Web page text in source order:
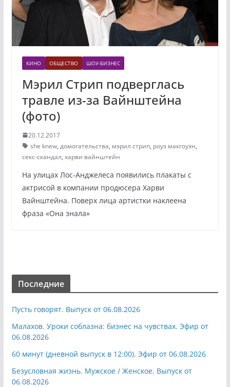
КИНО ОБЩЕСТВО ШОУ-БИЗНЕС
Мэрил Стрип подверглась
травле из-за Вайнштейна
(фото)
20.12.2017
she knew, домогательства, мэрил стрип, роуз макгоуэн,
секс-скандал, харви вайнштейн
На улицах Лос-Анджелеса появились плакаты с
актрисой в компании продюсера Харви
Вайнштейна. Поверх лица артистки наклеена
фраза «Она знала»
Последние
Пусть говорят. Выпуск от 06.08.2026
Малахов. Уроки соблазна: бизнес на чувствах. Эфир от
06.08.2026
60 минут (дневной выпуск в 12:00). Эфир от 06.08.2026
Безусловная жизнь. Мужское / Женское. Выпуск от
06.08.2026